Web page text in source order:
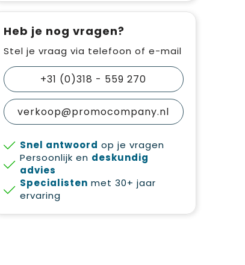
Heb je nog vragen?
Stel je vraag via telefoon of e-mail
+31 (0)318 - 559 270
verkoop@promocompany.nl
Snel antwoord op je vragen
Persoonlijk en deskundig
advies
Specialisten met 30+ jaar
ervaring